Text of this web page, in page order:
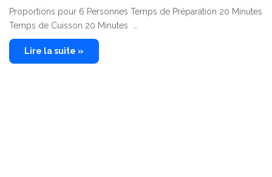
Proportions pour 6 Personnes Temps de Préparation 20 Minutes
Temps de Cuisson 20 Minutes …
Lire la suite »